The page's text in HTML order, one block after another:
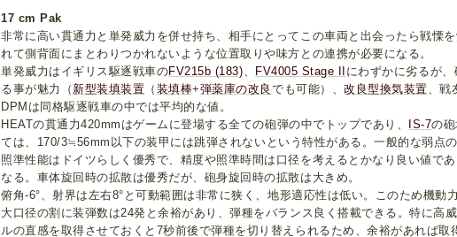
17 cm Pak
非常に高い貫通力と単発威力を併せ持ち、相手にとってこの車両と出会ったら戦慄
れて側背面にまとわりつかれないような位置取りや味方との連携が必要になる。
単発威力はイギリス駆逐戦車のFV215b (183) FV4005 Stage II にわずかに劣るが
る事が魅力（ 新型装填装置 （ 装填棒+弾薬庫の改良 でも可能）、改良型換気装置、戦
DPMは同格駆逐戦車の中では平均的な値。
HEATの貫通力420mmはゲームに登場する全ての砲弾の中でトップであり、
IS-7の
ては、170/3≒56mm以下の装甲には跳弾されないという特性がある。一般的な弱点
照準性能はドイツらしく優秀で、精度や照準時間は口径を考えるとかなり良い値で
なる。車体旋回時の拡散は優秀だが、砲身旋回時の拡散は大きめ。
俯角-6°、射界は左右8°と可動範囲は非常に狭く、地形適応性は低い。このため機動
大口径の割に装弾数は24発と余裕があり、弾種をバランス良く搭載できる。特に
ルの直感を取得させておくと7秒前後で弾種を切り替えられるため、余裕があれば取